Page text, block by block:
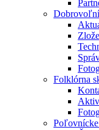
Folklórna